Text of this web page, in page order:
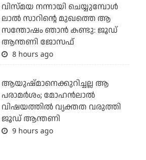
വിസ്മയ നന്നായി ചെയ്യുമ്പോൾ
ലാൽ സാറിന്റെ മുഖത്തെ ആ
സന്തോഷം ഞാൻ കണ്ടു: ജൂഡ്
ആന്തണി ജോസഫ്
8 hours ago
ആയുഷ്മാനെക്കുറിച്ചല്ല ആ
പരാമർശം; മോഹൻലാൽ
വിഷയത്തിൽ വ്യക്തത വരുത്തി
ജൂഡ് ആന്തണി
9 hours ago